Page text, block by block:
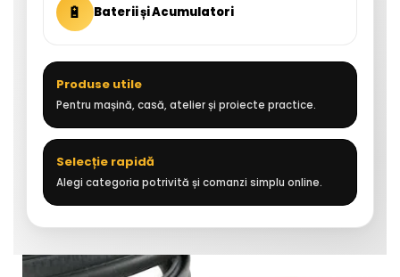
🔋 Baterii și Acumulatori
Produse utile
Pentru mașină, casă, atelier și proiecte practice.
Selecție rapidă
Alegi categoria potrivită și comanzi simplu online.